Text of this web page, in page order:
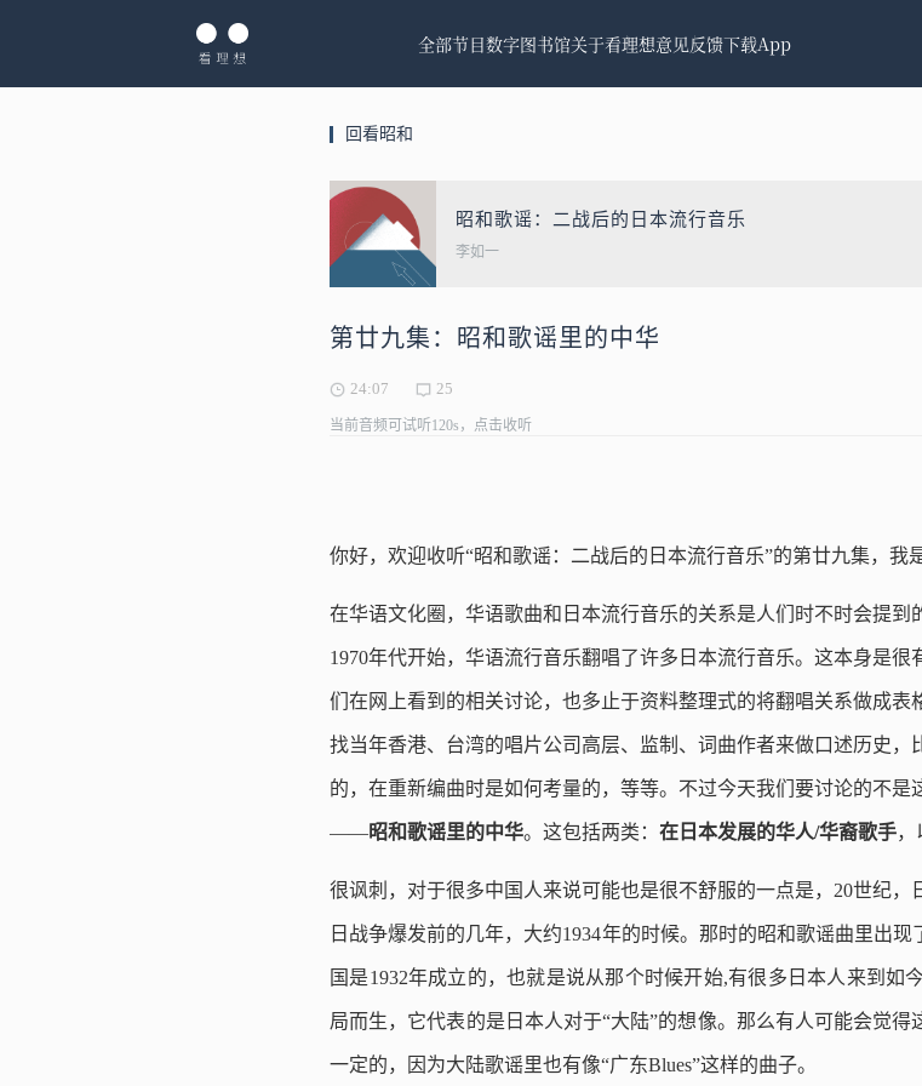
全部节目数字图书馆关于看理想意见反馈下载App
回看昭和
昭和歌谣：二战后的日本流行音乐
李如一
第廿九集：昭和歌谣里的中华
24:07 25
当前音频可试听120s，点击收听
你好，欢迎收听“昭和歌谣：二战后的日本流行音乐”的第廿九集，我
在华语文化圈，华语歌曲和日本流行音乐的关系是人们时不时会提
1970年代开始，华语流行音乐翻唱了许多日本流行音乐。这本身是
们在网上看到的相关讨论，也多止于资料整理式的将翻唱关系做成
找当年香港、台湾的唱片公司高层、监制、词曲作者来做口述历史
的，在重新编曲时是如何考量的，等等。不过今天我们要讨论的不
——昭和歌谣里的中华。这包括两类： 在日本发展的华人/华裔歌手，
很讽刺，对于很多中国人来说可能也是很不舒服的一点是，20世纪
日战争爆发前的几年，大约1934年的时候。那时的昭和歌谣曲里出现
国是1932年成立的，也就是说从那个时候开始,有很多日本人来到如
局而生，它代表的是日本人对于“大陆”的想像。那么有人可能会觉
一定的，因为大陆歌谣里也有像“广东Blues”这样的曲子。